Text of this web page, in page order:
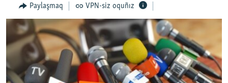
VİDEO
SÜRET
BLOGLAR
FİKİR
Paylaşmaq VPN-siz oquñız